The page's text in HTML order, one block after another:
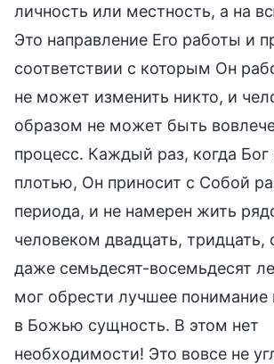
личность или местность, а на
Это направление Его работы и
соответствии с которым Он
не может изменить никто, и
образом не может быть
процесс. Каждый раз, когда Бог
плотью, Он приносит с Собой
периода, и не намерен жить
человеком двадцать, тридцать,
даже семьдесят-восемьдесят
мог обрести лучшее понимание
в Божью сущность. В этом нет
необходимости! Это вовсе не